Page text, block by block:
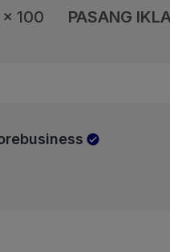
100 PASANG